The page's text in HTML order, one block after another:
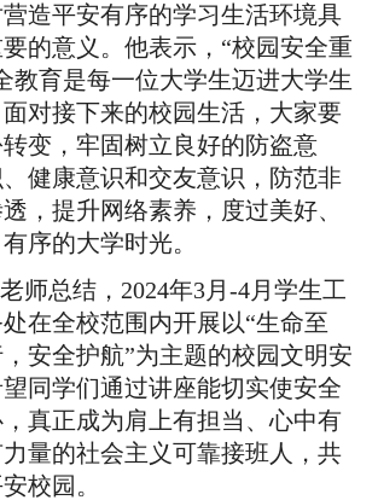
造平安有序的学习生活环境具
的意义。他表示，“校园安全重
教育是每一位大学生迈进大学生
对接下来的校园生活，大家要
变，牢固树立良好的防盗意
健康意识和交友意识，防范非
，提升网络素养，度过美好、
序的大学时光。
师总结，2024年3月-4月学生工
在全校范围内开展以“生命至
，安全护航”为主题的校园文明安
同学们通过讲座能切实使安全
真正成为肩上有担当、心中有
量的社会主义可靠接班人，共
校园。